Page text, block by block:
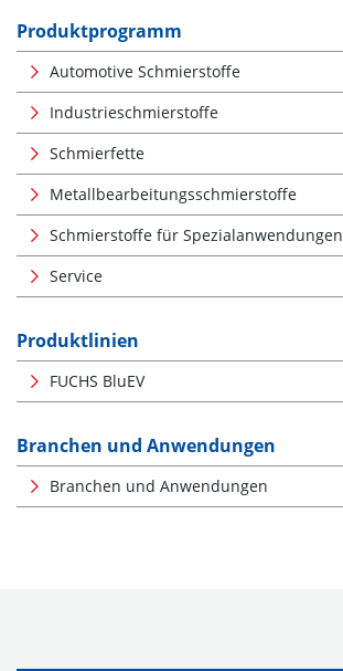
Produktprogramm
Automotive Schmierstoffe
Industrieschmierstoffe
Schmierfette
Metallbearbeitungsschmierstoffe
Schmierstoffe für Spezialanwendungen
Service
Produktlinien
FUCHS BluEV
Branchen und Anwendungen
Branchen und Anwendungen